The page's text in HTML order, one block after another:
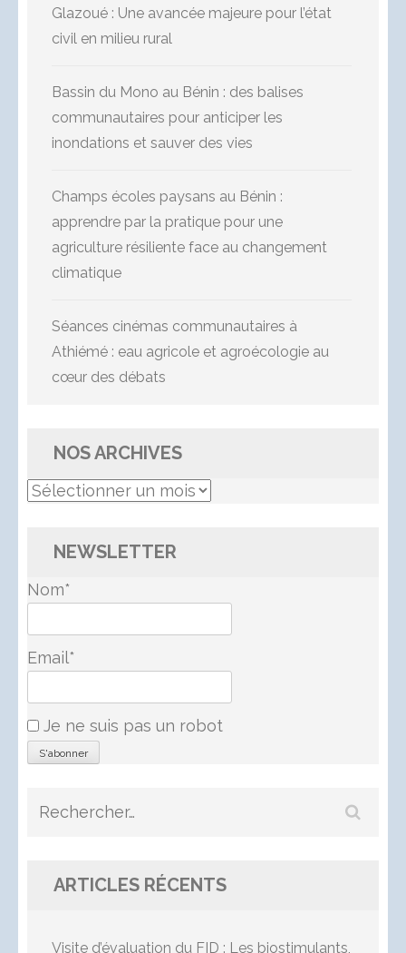
Glazoué : Une avancée majeure pour l’état
civil en milieu rural
Bassin du Mono au Bénin : des balises
communautaires pour anticiper les
inondations et sauver des vies
Champs écoles paysans au Bénin :
apprendre par la pratique pour une
agriculture résiliente face au changement
climatique
Séances cinémas communautaires à
Athiémé : eau agricole et agroécologie au
cœur des débats
NOS ARCHIVES
Nos
NEWSLETTER
Nom*
Email*
Je ne suis pas un robot
Rechercher :
ARTICLES RÉCENTS
Visite d’évaluation du FID : Les biostimulants,